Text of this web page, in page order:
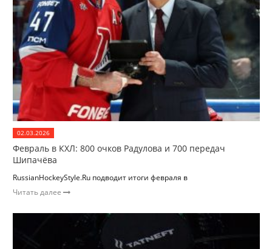
02.03.2026
Февраль в КХЛ: 800 очков Радулова и 700 передач
Шипачёва
RussianHockeyStyle.Ru подводит итоги февраля в
Читать далее